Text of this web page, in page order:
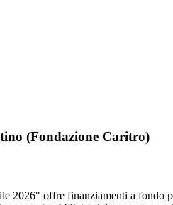
(Fondazione Caritro)
2026" offre finanziamenti a